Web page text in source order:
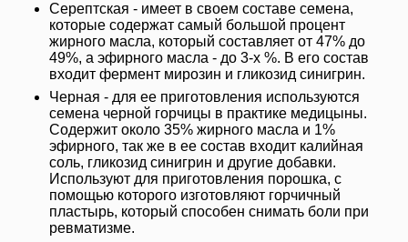
Серептская - имеет в своем составе семена,
которые содержат самый большой процент
жирного масла, который составляет от 47% до
49%, а эфирного масла - до 3-х %. В его состав
входит фермент мирозин и гликозид синигрин.
Черная - для ее приготовления используются
семена черной горчицы в практике медицыны.
Содержит около 35% жирного масла и 1%
эфирного, так же в ее состав входит калийная
соль, гликозид синигрин и другие добавки.
Используют для приготовления порошка, с
помощью которого изготовляют горчичный
пластырь, который способен снимать боли при
ревматизме.